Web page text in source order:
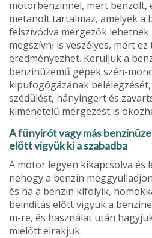
motorbenzinnel, mert benzolt,
metanolt tartalmaz, amelyek a
felszívódva mérgezők
megszívni is veszélyes, mert
eredményezhet. Kerüljük a
benzinüzemű gépek szén-
kipufogógázának
szédülést, hányingert és
kimenetelű mérgezést is
A fűnyírót vagy más
előtt vigyük ki a szabadba
A motor legyen kikapcsolva és
nehogy a benzin
és ha a benzin kifolyik,
beindítás előtt vigyük a
m-re, és használat után
mielőtt elrakjuk.